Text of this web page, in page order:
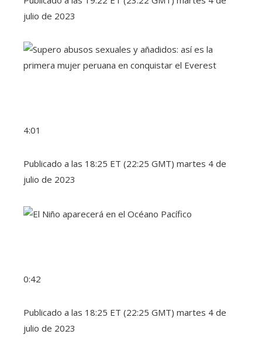
julio de 2023
4:01
Publicado a las 18:25 ET (22:25 GMT) martes 4 de
julio de 2023
0:42
Publicado a las 18:25 ET (22:25 GMT) martes 4 de
julio de 2023